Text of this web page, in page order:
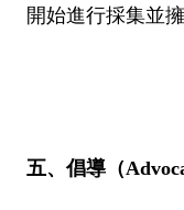
開始進行採集並
五、倡導（